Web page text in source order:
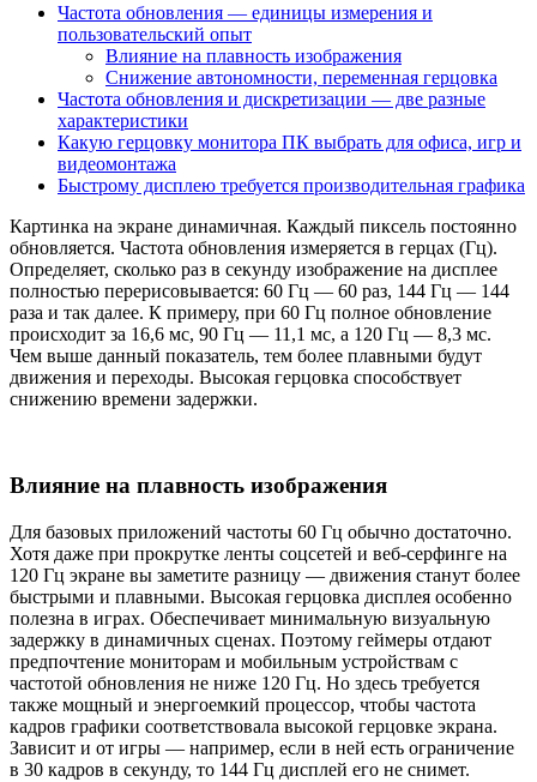
Частота обновления — единицы измерения и
пользовательский опыт
Влияние на плавность изображения
Снижение автономности, переменная герцовка
Частота обновления и дискретизации — две разные
характеристики
Какую герцовку монитора ПК выбрать для офиса, игр и
видеомонтажа
Быстрому дисплею требуется производительная графика
Картинка на экране динамичная. Каждый пиксель постоянно
обновляется. Частота обновления измеряется в герцах (Гц).
Определяет, сколько раз в секунду изображение на дисплее
полностью перерисовывается: 60 Гц — 60 раз, 144 Гц — 144
раза и так далее. К примеру, при 60 Гц полное обновление
происходит за 16,6 мс, 90 Гц — 11,1 мс, а 120 Гц — 8,3 мс.
Чем выше данный показатель, тем более плавными будут
движения и переходы. Высокая герцовка способствует
снижению времени задержки.
Влияние на плавность изображения
Для базовых приложений частоты 60 Гц обычно достаточно.
Хотя даже при прокрутке ленты соцсетей и веб-серфинге на
120 Гц экране вы заметите разницу — движения станут более
быстрыми и плавными. Высокая герцовка дисплея особенно
полезна в играх. Обеспечивает минимальную визуальную
задержку в динамичных сценах. Поэтому геймеры отдают
предпочтение мониторам и мобильным устройствам с
частотой обновления не ниже 120 Гц. Но здесь требуется
также мощный и энергоемкий процессор, чтобы частота
кадров графики соответствовала высокой герцовке экрана.
Зависит и от игры — например, если в ней есть ограничение
в 30 кадров в секунду, то 144 Гц дисплей его не снимет.